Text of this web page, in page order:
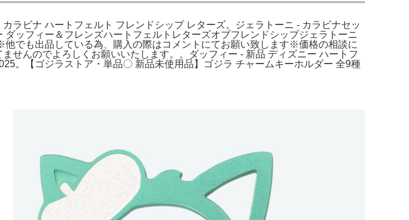
ラビナ ハートフェルト フレンドシップ レターズ。ジェラトーニ - カラビナセッ
ッフィー＆フレンズハートフェルトレターズオブフレンドシップジェラトーニ
も出品している為、購入の際はコメントにてお願い致します※価格の相談に
せんのでよろしくお願いいたします。。ダッフィー - 新品 ディズニー ハートフ
。【ゴジラストア・単品〇 新品未使用品】ゴジラ チャームキーホルダー 全9種